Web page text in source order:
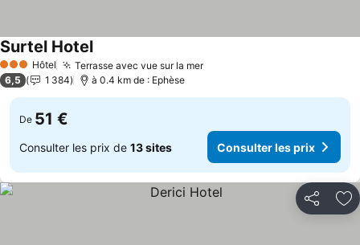
3 ÉtoilesHôtel Terrasse avec vue sur la mer
Surtel Hotel
6,5 1 384 à 0.4 km de : Ephèse
De 51 €
Consulter les prix de 13 sites Consulter les prix
Partager